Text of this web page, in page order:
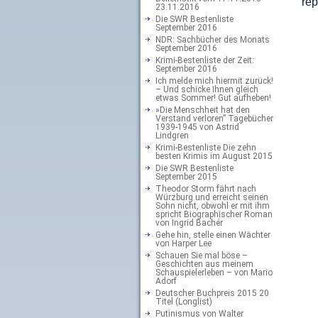
23.11.2016
Die SWR Bestenliste
September 2016
NDR: Sachbücher des Monats
September 2016
Krimi-Bestenliste der Zeit:
September 2016
Ich melde mich hiermit zurück!
– Und schicke Ihnen gleich
etwas Sommer! Gut aufheben!
»Die Menschheit hat den
Verstand verloren” Tagebücher
1939-1945 von Astrid
Lindgren
Krimi-Bestenliste Die zehn
besten Krimis im August 2015
Die SWR Bestenliste
September 2015
Theodor Storm fährt nach
Würzburg und erreicht seinen
Sohn nicht, obwohl er mit ihm
spricht Biographischer Roman
von Ingrid Bachér
Gehe hin, stelle einen Wächter
von Harper Lee
Schauen Sie mal böse –
Geschichten aus meinem
Schauspielerleben – von Mario
Adorf
Deutscher Buchpreis 2015 20
Titel (Longlist)
Putinismus von Walter